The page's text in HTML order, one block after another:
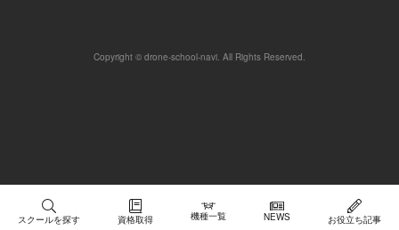
スクールを探す 資格取得 機種一覧 NEWS お役立ち記事
Copyright © drone-school-navi. All Rights Reserved.